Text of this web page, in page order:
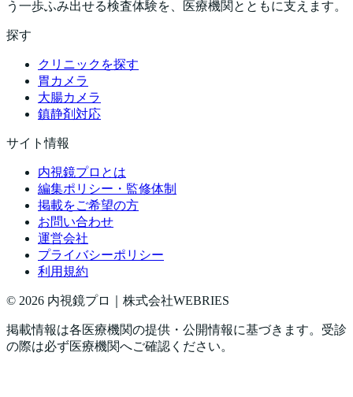
う一歩ふみ出せる検査体験を、医療機関とともに支えます。
探す
クリニックを探す
胃カメラ
大腸カメラ
鎮静剤対応
サイト情報
内視鏡プロとは
編集ポリシー・監修体制
掲載をご希望の方
お問い合わせ
運営会社
プライバシーポリシー
利用規約
© 2026 内視鏡プロ｜株式会社WEBRIES
掲載情報は各医療機関の提供・公開情報に基づきます。受診
の際は必ず医療機関へご確認ください。